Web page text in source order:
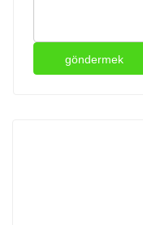
göndermek